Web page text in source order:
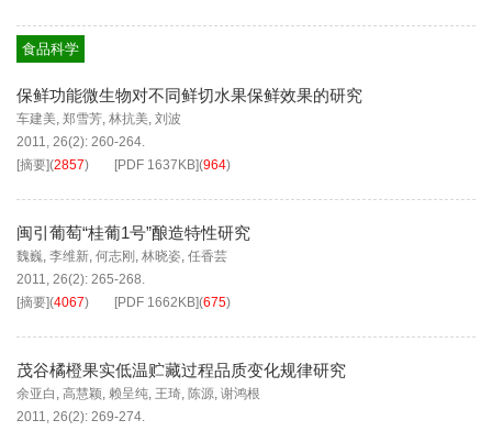
食品科学
保鲜功能微生物对不同鲜切水果保鲜效果的研究
车建美, 郑雪芳, 林抗美, 刘波
2011, 26(2): 260-264.
[摘要](2857) [PDF 1637KB](964)
闽引葡萄“桂葡1号”酿造特性研究
魏巍, 李维新, 何志刚 , 林晓姿, 任香芸
2011, 26(2): 265-268.
[摘要](4067) [PDF 1662KB](675)
茂谷橘橙果实低温贮藏过程品质变化规律研究
余亚白 , 高慧颖, 赖呈纯, 王琦, 陈源, 谢鸿根
2011, 26(2): 269-274.